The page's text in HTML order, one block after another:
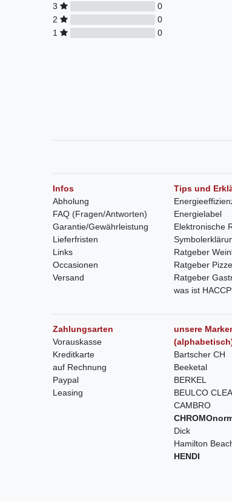
3
0
2
0
1
0
Infos
Abholung
FAQ (Fragen/Antworten)
Garantie/Gewährleistung
Lieferfristen
Links
Occasionen
Versand
Tips und
Energielabel
Elektronische
Ratgeber
Ratgeber
Ratgeber
was ist
Zahlungsarten
Vorauskasse
Kreditkarte
auf Rechnung
Paypal
Leasing
unsere
Bartscher CH
Beeketal
BERKEL
BEULCO
CAMBRO
Dick
Hamilton
HENDI